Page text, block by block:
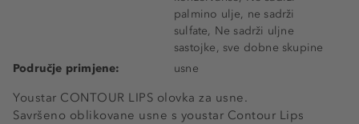
Youstar CONTOUR LIPS olovka za usne.
Savršeno oblikovane usne s youstar Contour Lips
palmino ulje, ne sadrži
sulfate, Ne sadrži uljne
sastojke, sve dobne skupine
Područje primjene:
usne